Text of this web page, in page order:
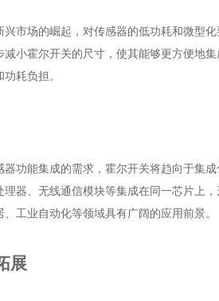
兴市场的崛起，对传感器的低功耗和微型
小霍尔开关的尺寸，使其能够更方便地
耗负担。
功能集成的需求，霍尔开关将趋向于集
理器、无线通信模块等集成在同一芯片上
工业自动化等领域具有广阔的应用前景。
展